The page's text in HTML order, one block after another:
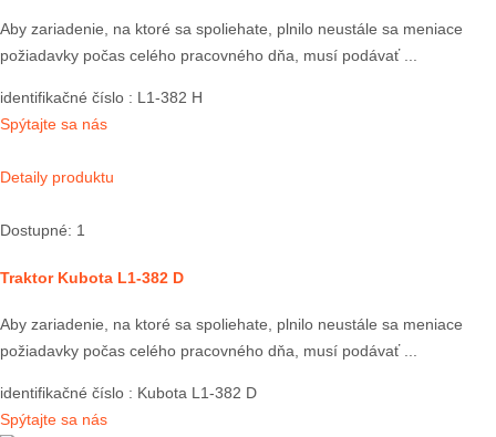
Aby zariadenie, na ktoré sa spoliehate, plnilo neustále sa meniace
požiadavky počas celého pracovného dňa, musí podávať ...
identifikačné číslo : L1-382 H
Spýtajte sa nás
Detaily produktu
Dostupné: 1
Traktor Kubota L1-382 D
Aby zariadenie, na ktoré sa spoliehate, plnilo neustále sa meniace
požiadavky počas celého pracovného dňa, musí podávať ...
identifikačné číslo : Kubota L1-382 D
Spýtajte sa nás